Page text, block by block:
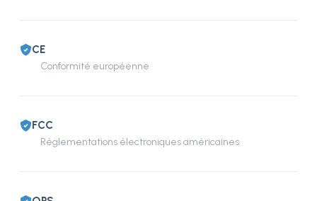
CE
Conformité européenne
FCC
Réglementations électroniques américaines